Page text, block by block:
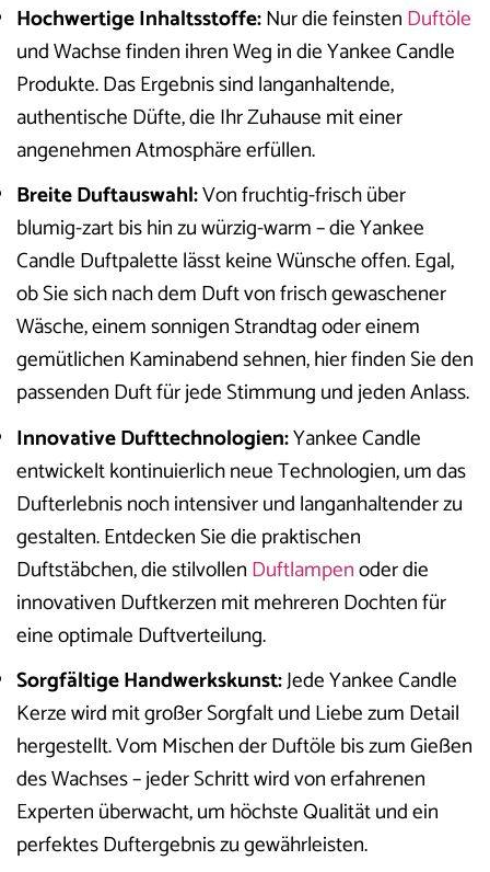
Hochwertige Inhaltsstoffe:Nur die feinstenDuftöle
und Wachse finden ihren Weg in die Yankee Candle
Produkte. Das Ergebnis sind langanhaltende,
authentische Düfte, die Ihr Zuhause mit einer
angenehmen Atmosphäre erfüllen.
Breite Duftauswahl:Von fruchtig-frisch über
blumig-zart bis hin zu würzig-warm – die Yankee
Candle Duftpalette lässt keine Wünsche offen. Egal,
ob Sie sich nach dem Duft von frisch gewaschener
Wäsche, einem sonnigen Strandtag oder einem
gemütlichen Kaminabend sehnen, hier finden Sie den
passenden Duft für jede Stimmung und jeden Anlass.
Innovative Dufttechnologien:Yankee Candle
entwickelt kontinuierlich neue Technologien, um das
Dufterlebnis noch intensiver und langanhaltender zu
gestalten. Entdecken Sie die praktischen
Duftstäbchen, die stilvollenDuftlampenoder die
innovativen Duftkerzen mit mehreren Dochten für
eine optimale Duftverteilung.
Sorgfältige Handwerkskunst:Jede Yankee Candle
Kerze wird mit großer Sorgfalt und Liebe zum Detail
hergestellt. Vom Mischen der Duftöle bis zum Gießen
des Wachses – jeder Schritt wird von erfahrenen
Experten überwacht, um höchste Qualität und ein
perfektes Duftergebnis zu gewährleisten.